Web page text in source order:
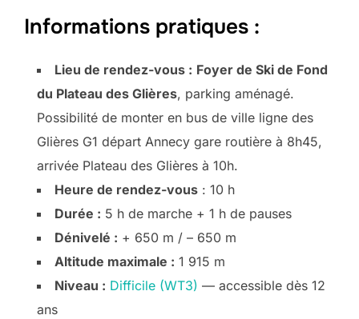
Informations pratiques :
Lieu de rendez-vous : Foyer de Ski de Fond
du Plateau des Glières, parking aménagé.
Possibilité de monter en bus de ville ligne des
Glières G1 départ Annecy gare routière à 8h45,
arrivée Plateau des Glières à 10h.
Heure de rendez-vous : 10 h
Durée : 5 h de marche + 1 h de pauses
Dénivelé : + 650 m / – 650 m
Altitude maximale : 1 915 m
Niveau : Difficile (WT3) — accessible dès 12
ans